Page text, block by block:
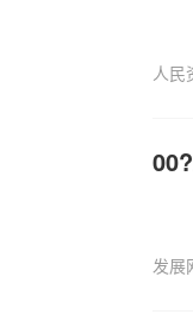
人民
发展